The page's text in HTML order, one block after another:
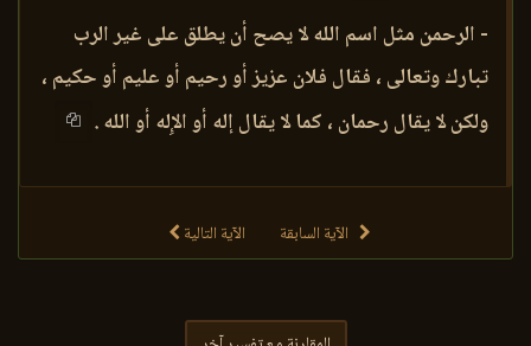
- الرحمن مثل اسم الله لا يصح أن يطلق على غير الرب
تبارك وتعالى ، فقال فلان عزيز أو رحيم أو عليم أو حكيم ،
ولكن لا يقال رحمان ، كما لا يقال إله أو الإِله أو الله .
الآية السابقة الآية التالية